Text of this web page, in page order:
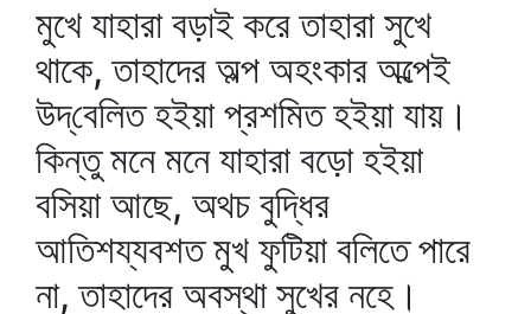
মুখে যাহারা বড়াই করে তাহারা সুখে
থাকে, তাহাদের অল্প অহংকার অল্পেই
উদ্‌বেলিত হইয়া প্রশমিত হইয়া যায়।
কিন্তু মনে মনে যাহারা বড়ো হইয়া
বসিয়া আছে, অথচ বুদ্ধির
আতিশয্যবশত মুখ ফুটিয়া বলিতে পারে
না, তাহাদের অবস্থা সুখের নহে।